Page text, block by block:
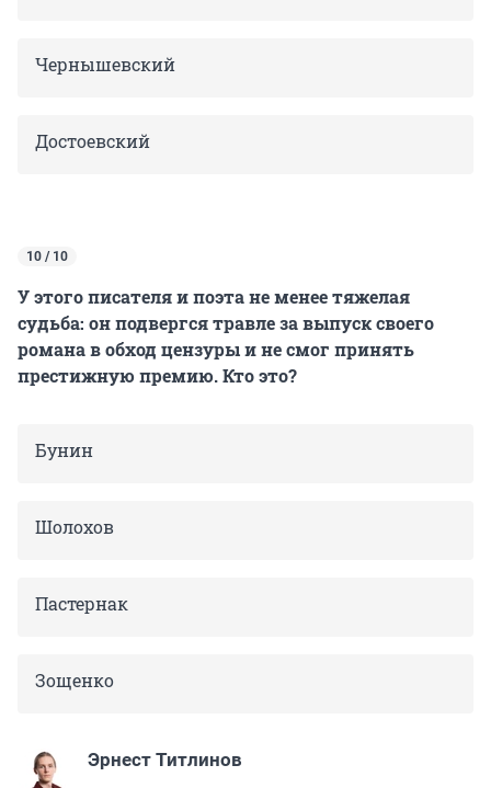
Чернышевский
Достоевский
10 / 10
У этого писателя и поэта не менее тяжелая
судьба: он подвергся травле за выпуск своего
романа в обход цензуры и не смог принять
престижную премию. Кто это?
Бунин
Шолохов
Пастернак
Зощенко
Эрнест Титлинов